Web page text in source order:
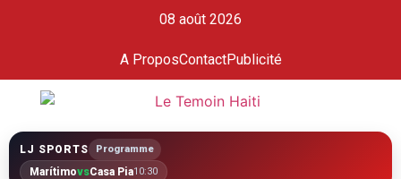
08 août 2026
A ProposContactPublicité
LJ SPORTS Programme
MarítimovsCasa Pia10:30